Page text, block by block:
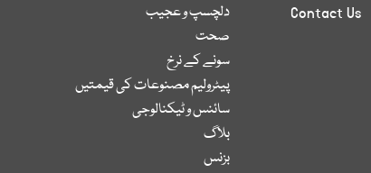
Contact Us
دلچسپ و عجیب
صحت
سونے کے نرخ
پیٹرولیم مصنوعات کی قیمتیں
سائنس و ٹیکنالوجی
بلاگ
بزنس